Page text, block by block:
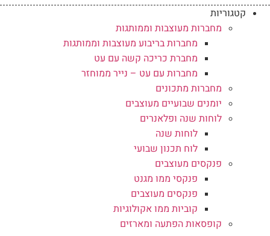
קטגוריות
מחברות מעוצבות וממותגות
מחברות בריבוע מעוצבות וממותגות
מחברת כריכה קשה עם עט
מחברות עם עט – נייר ממוחזר
מחברות מתכונים
יומנים שבועיים מעוצבים
לוחות שנה ופלאנרים
לוחות שנה
לוח תכנון שבועי
פנקסים מעוצבים
פנקסי ממו מגנט
פנקסים מעוצבים
קוביות ממו אקולוגיות
קופסאות הפתעה ומארזים